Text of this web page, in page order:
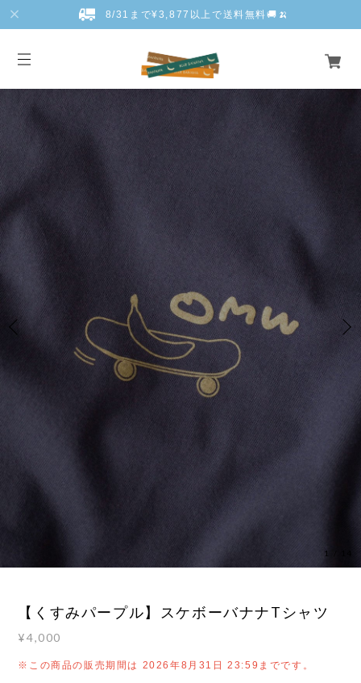
8/31まで¥3,877以上で送料無料🚚🍌
1
【くすみパープル】スケボーバナナTシャツ
¥4,000
※この商品の販売期間は 2026年8月31日 23:59までです。